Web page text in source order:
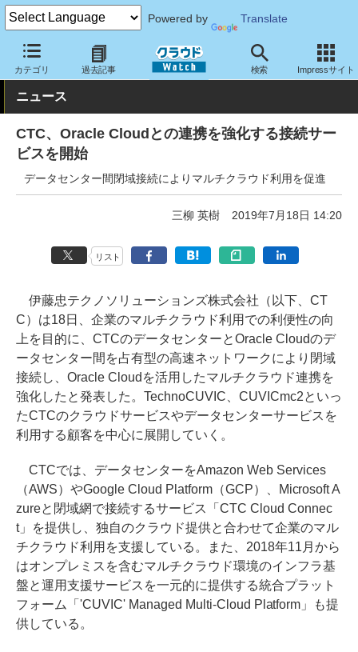
Powered by Translate
カテゴリ 過去記事 検索 Impressサイト
クラウド Watch ハード・インフラ データセンター
ニュース
CTC、Oracle Cloudとの連携を強化する接続サー
ビスを開始
データセンター間閉域接続によりマルチクラウド利用を促進
三柳 英樹 2019年7月18日 14:20
リスト
伊藤忠テクノソリューションズ株式会社（以下、CT
C）は18日、企業のマルチクラウド利用での利便性の向
上を目的に、CTCのデータセンターとOracle Cloudのデ
ータセンター間を占有型の高速ネットワークにより閉域
接続し、Oracle Cloudを活用したマルチクラウド連携を
強化したと発表した。TechnoCUVIC、CUVICmc2といっ
たCTCのクラウドサービスやデータセンターサービスを
利用する顧客を中心に展開していく。
CTCでは、データセンターをAmazon Web Services
（AWS）やGoogle Cloud Platform（GCP）、Microsoft A
zureと閉域網で接続するサービス「CTC Cloud Connec
t」を提供し、独自のクラウド提供と合わせて企業のマル
チクラウド利用を支援している。また、2018年11月から
はオンプレミスを含むマルチクラウド環境のインフラ基
盤と運用支援サービスを一元的に提供する統合プラット
フォーム「'CUVIC' Managed Multi-Cloud Platform」も提
供している。